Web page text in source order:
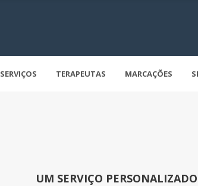
SERVIÇOS TERAPEUTAS MARCAÇÕES
UM SERVIÇO